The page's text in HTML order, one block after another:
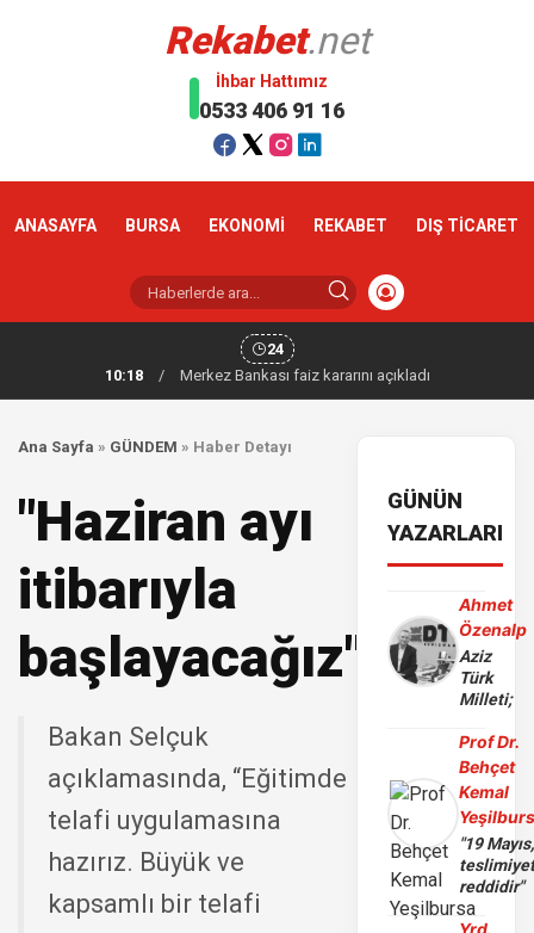
Rekabet.net
İhbar Hattımız
0533 406 91 16
ANASAYFA BURSA EKONOMİ REKABET DIŞ TİCARET
24
10:18
/ Merkez Bankası faiz kararını açıkladı
Ana Sayfa » GÜNDEM » Haber Detayı
"Haziran ayı
itibarıyla
başlayacağız"
Bakan Selçuk
açıklamasında, “Eğitimde
telafi uygulamasına
hazırız. Büyük ve
kapsamlı bir telafi
GÜNÜN
YAZARLARI
Ahmet
Özenalp
Aziz
Türk
Milleti;
Prof Dr.
Behçet
Kemal
"19 Mayıs,
reddidir"
Yrd.